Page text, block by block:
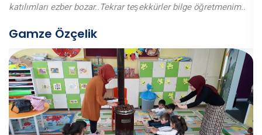
katılımları ezber bozar..Tekrar teşekkürler bilge öğretmenim..
Gamze Özçelik